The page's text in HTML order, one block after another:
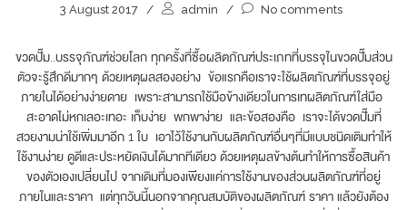
3 August 2017 / admin / No comments
ขวดปั๊ม..บรรจุภัณฑ์ช่วยโลก ทุกครั้งที่ซื้อผลิตภัณฑ์ประเภทที่บรรจุในขวดปั๊มส่วน
ตัวจะรู้สึกดีมากๆ ด้วยเหตุผลสองอย่าง ข้อแรกคือเราจะใช้ผลิตภัณฑ์ที่บรรจุอยู่
ภายในได้อย่างง่ายดาย เพราะสามารถใช้มือข้างเดียวในการเทผลิตภัณฑ์ใส่มือ
สะอาดไม่หกเลอะเทอะ เก็บง่าย พกพาง่าย และข้อสองคือ เราจะได้ขวดปั๊มที่
สวยงามน่าใช้เพิ่มมาอีก 1 ใบ เอาไว้ใช้งานกับผลิตภัณฑ์อื่นๆที่มีแบบชนิดเติมทำให้
ใช้งานง่าย ดูดีและประหยัดเงินได้มากทีเดียว ด้วยเหตุผลข้างต้นทำให้การซื้อสินค้า
ของตัวเองเปลี่ยนไป จากเดิมที่มองเพียงแค่การใช้งานของส่วนผลิตภัณฑ์ที่อยู่
ภายในและราคา แต่ทุกวันนี้นอกจากคุณสมบัติของผลิตภัณฑ์ ราคา แล้วยังต้อง